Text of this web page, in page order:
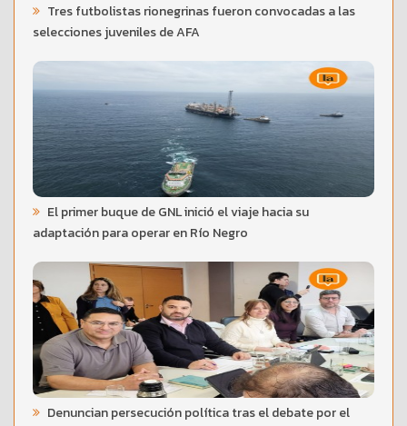
Tres futbolistas rionegrinas fueron convocadas a las
selecciones juveniles de AFA
El primer buque de GNL inició el viaje hacia su
adaptación para operar en Río Negro
Denuncian persecución política tras el debate por el